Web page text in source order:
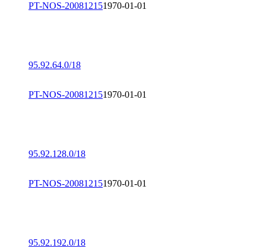
PT-NOS-200812151970-01-01
95.92.64.0/18
PT-NOS-200812151970-01-01
95.92.128.0/18
PT-NOS-200812151970-01-01
95.92.192.0/18